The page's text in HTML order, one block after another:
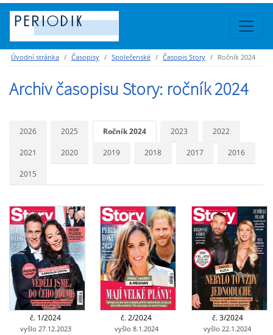
Úvodní stránka Časopisy Společenské Časopis Story Ročník 2024
Archiv časopisu Story: ročník 2024
2026 2025 Ročník 2024 2023 2022
2021 2020 2019 2018 2017 2016
2015
č. 1/2024
vyšlo 27.12.2023
č. 2/2024
vyšlo 8.1.2024
č. 3/2024
vyšlo 22.1.2024